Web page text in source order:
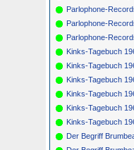
Parlophone-
Parlophone-
Parlophone-
Kinks-Tagebuch
Kinks-Tagebuch
Kinks-Tagebuch
Kinks-Tagebuch
Kinks-Tagebuch
Kinks-Tagebuch
Der Begriff